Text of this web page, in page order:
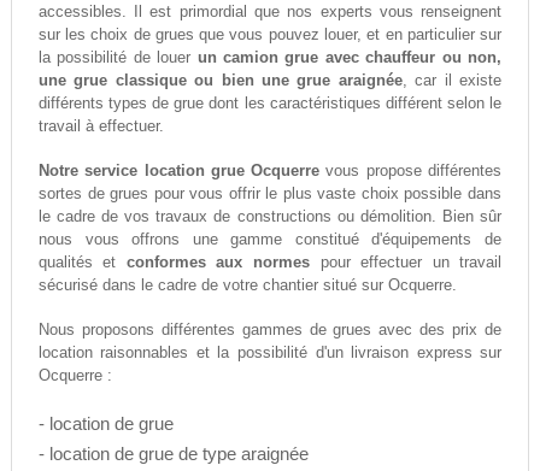
accessibles. Il est primordial que nos experts vous renseignent
sur les choix de grues que vous pouvez louer, et en particulier sur
la possibilité de louer un camion grue avec chauffeur ou non,
une grue classique ou bien une grue araignée, car il existe
différents types de grue dont les caractéristiques différent selon le
travail à effectuer.
Notre service location grue Ocquerre vous propose différentes
sortes de grues pour vous offrir le plus vaste choix possible dans
le cadre de vos travaux de constructions ou démolition. Bien sûr
nous vous offrons une gamme constitué d'équipements de
qualités et conformes aux normes pour effectuer un travail
sécurisé dans le cadre de votre chantier situé sur Ocquerre.
Nous proposons différentes gammes de grues avec des prix de
location raisonnables et la possibilité d'un livraison express sur
Ocquerre :
- location de grue
- location de grue de type araignée